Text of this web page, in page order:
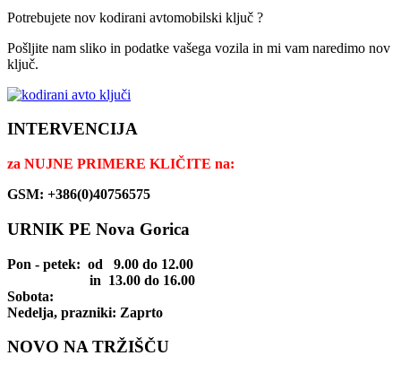
Potrebujete nov kodirani avtomobilski ključ ?
Pošljite nam sliko in podatke vašega vozila in mi vam naredimo nov
ključ.
INTERVENCIJA
za NUJNE PRIMERE KLIČITE na:
GSM: +386(0)40756575
URNIK PE Nova Gorica
Pon - petek: od 9.00 do 12.00
in 13.00 do 16.00
Sobota:
Nedelja, prazniki: Zaprto
NOVO NA TRŽIŠČU